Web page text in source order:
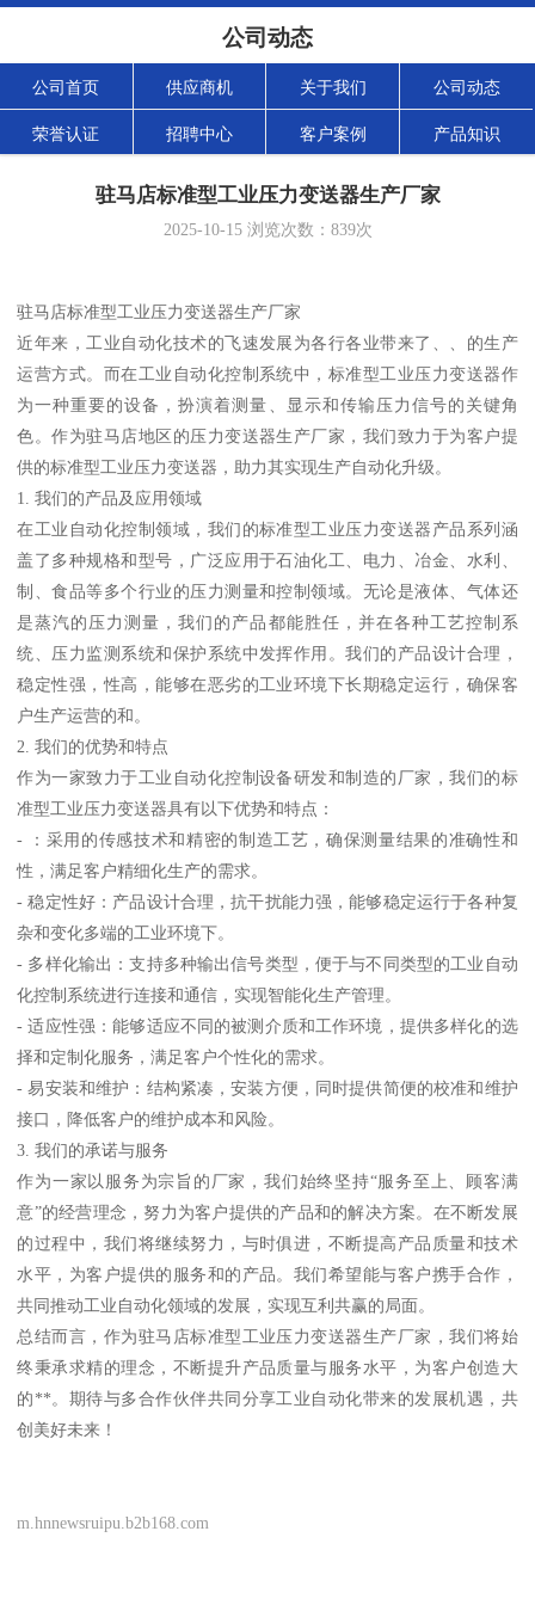
公司动态
公司首页 供应商机 关于我们 公司动态
荣誉认证 招聘中心 客户案例 产品知识
驻马店标准型工业压力变送器生产厂家
2025-10-15浏览次数： 839次
驻马店标准型工业压力变送器生产厂家
近年来，工业自动化技术的飞速发展为各行各业带来了、、的生产
运营方式。而在工业自动化控制系统中，标准型工业压力变送器作
为一种重要的设备，扮演着测量、显示和传输压力信号的关键角
色。作为驻马店地区的压力变送器生产厂家，我们致力于为客户提
供的标准型工业压力变送器，助力其实现生产自动化升级。
1. 我们的产品及应用领域
在工业自动化控制领域，我们的标准型工业压力变送器产品系列涵
盖了多种规格和型号，广泛应用于石油化工、电力、冶金、水利、
制、食品等多个行业的压力测量和控制领域。无论是液体、气体还
是蒸汽的压力测量，我们的产品都能胜任，并在各种工艺控制系
统、压力监测系统和保护系统中发挥作用。我们的产品设计合理，
稳定性强，性高，能够在恶劣的工业环境下长期稳定运行，确保客
户生产运营的和。
2. 我们的优势和特点
作为一家致力于工业自动化控制设备研发和制造的厂家，我们的标
准型工业压力变送器具有以下优势和特点：
- ：采用的传感技术和精密的制造工艺，确保测量结果的准确性和
性，满足客户精细化生产的需求。
- 稳定性好：产品设计合理，抗干扰能力强，能够稳定运行于各种复
杂和变化多端的工业环境下。
- 多样化输出：支持多种输出信号类型，便于与不同类型的工业自动
化控制系统进行连接和通信，实现智能化生产管理。
- 适应性强：能够适应不同的被测介质和工作环境，提供多样化的选
择和定制化服务，满足客户个性化的需求。
- 易安装和维护：结构紧凑，安装方便，同时提供简便的校准和维护
接口，降低客户的维护成本和风险。
3. 我们的承诺与服务
作为一家以服务为宗旨的厂家，我们始终坚持“服务至上、顾客满
意”的经营理念，努力为客户提供的产品和的解决方案。在不断发展
的过程中，我们将继续努力，与时俱进，不断提高产品质量和技术
水平，为客户提供的服务和的产品。我们希望能与客户携手合作，
共同推动工业自动化领域的发展，实现互利共赢的局面。
总结而言，作为驻马店标准型工业压力变送器生产厂家，我们将始
终秉承求精的理念，不断提升产品质量与服务水平，为客户创造大
的**。期待与多合作伙伴共同分享工业自动化带来的发展机遇，共
创美好未来！
m.hnnewsruipu.b2b168.com